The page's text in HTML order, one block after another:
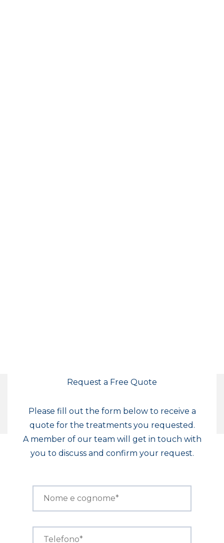
Request a Free Quote
Please fill out the form below to receive a
quote for the treatments you requested.
A member of our team will get in touch with
you to discuss and confirm your request.